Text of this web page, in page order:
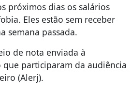
próximos dias os salários
Eles estão sem receber
semana passada.
de nota enviada à
participaram da audiência
(Alerj).